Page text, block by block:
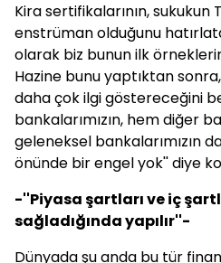
Kira sertifikalarının, sukukun
enstrüman olduğunu
olarak biz bunun ilk
Hazine bunu yaptıktan
daha çok ilgi göstereceğini
bankalarımızın, hem diğer
geleneksel bankalarımızın
önünde bir engel yok'' diye
-''Piyasa şartları ve iç
sağladığında yapılır''-
Dünyada şu anda bu tür